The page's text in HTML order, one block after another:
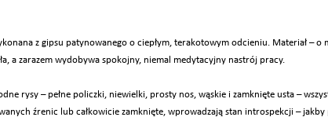
z gipsu patynowanego o ciepłym, terakotowym odcieniu. Materiał –
a zarazem wydobywa spokojny, niemal medytacyjny nastrój pracy.
rysy – pełne policzki, niewielki, prosty nos, wąskie i zamknięte usta –
źrenic lub całkowicie zamknięte, wprowadzają stan introspekcji –